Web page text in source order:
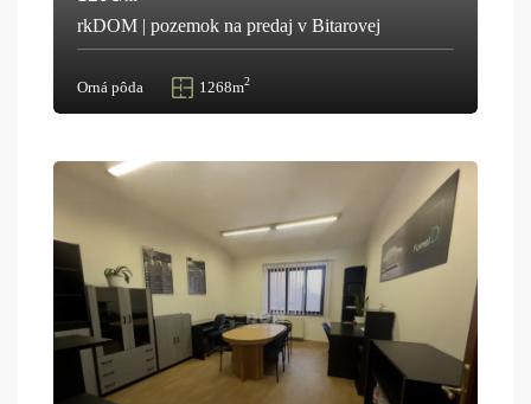
rkDOM | pozemok na predaj v Bitarovej
Orná pôda 1268m2